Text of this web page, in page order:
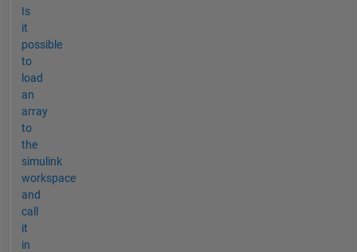
Is
it
possible
to
load
an
array
to
the
simulink
workspace
and
call
it
in